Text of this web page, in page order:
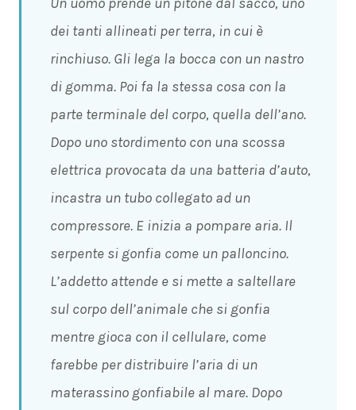
dei tanti allineati per terra, in cui è
rinchiuso. Gli lega la bocca con un nastro
di gomma. Poi fa la stessa cosa con la
parte terminale del corpo, quella dell’ano.
Dopo uno stordimento con una scossa
elettrica provocata da una batteria d’auto,
incastra un tubo collegato ad un
compressore. E inizia a pompare aria. Il
serpente si gonfia come un palloncino.
L’addetto attende e si mette a saltellare
sul corpo dell’animale che si gonfia
mentre gioca con il cellulare, come
farebbe per distribuire l’aria di un
materassino gonfiabile al mare. Dopo